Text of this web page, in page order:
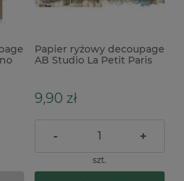
Papier ryżowy decoupage
AB Studio La Petit Paris
9,90 zł
- +
szt.